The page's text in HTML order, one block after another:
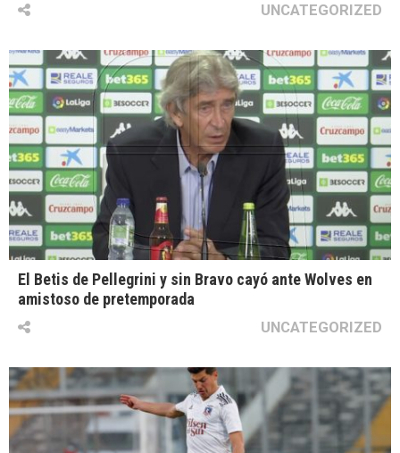
UNCATEGORIZED
El Betis de Pellegrini y sin Bravo cayó ante Wolves en
amistoso de pretemporada
UNCATEGORIZED